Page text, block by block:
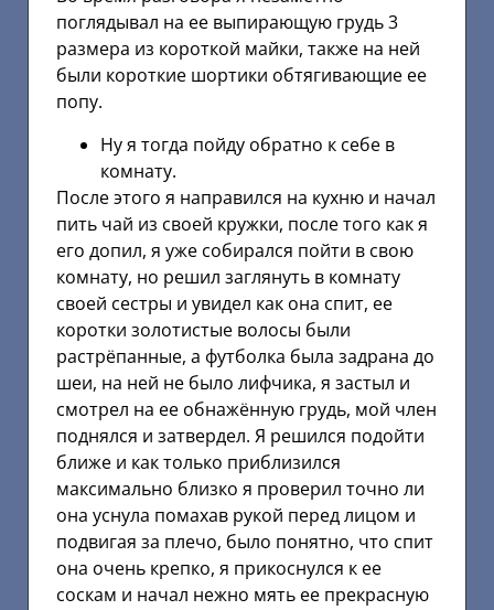
поглядывал на ее выпирающую грудь 3
размера из короткой майки, также на ней
были короткие шортики обтягивающие ее
попу.
Ну я тогда пойду обратно к себе в
комнату.
После этого я направился на кухню и начал
пить чай из своей кружки, после того как я
его допил, я уже собирался пойти в свою
комнату, но решил заглянуть в комнату
своей сестры и увидел как она спит, ее
коротки золотистые волосы были
растрёпанные, а футболка была задрана до
шеи, на ней не было лифчика, я застыл и
смотрел на ее обнажённую грудь, мой член
поднялся и затвердел. Я решился подойти
ближе и как только приблизился
максимально близко я проверил точно ли
она уснула помахав рукой перед лицом и
подвигая за плечо, было понятно, что спит
она очень крепко, я прикоснулся к ее
соскам и начал нежно мять ее прекрасную